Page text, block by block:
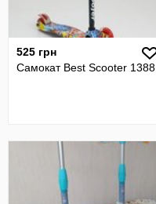
525 грн
Самокат Best Scooter 1388